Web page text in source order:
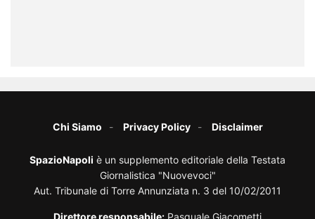
Chi Siamo Privacy Policy Disclaimer
SpazioNapoli è un supplemento editoriale della Testata
Giornalistica "Nuovevoci"
Aut. Tribunale di Torre Annunziata n. 3 del 10/02/2011
Direttore responsabile: Pasquale Giacometti